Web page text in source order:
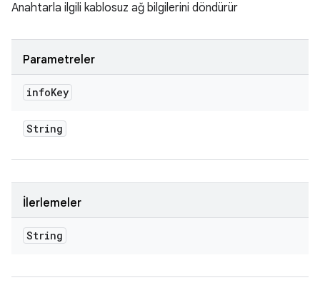
Anahtarla ilgili kablosuz ağ bilgilerini döndürür
Parametreler
infoKey
String
İlerlemeler
String